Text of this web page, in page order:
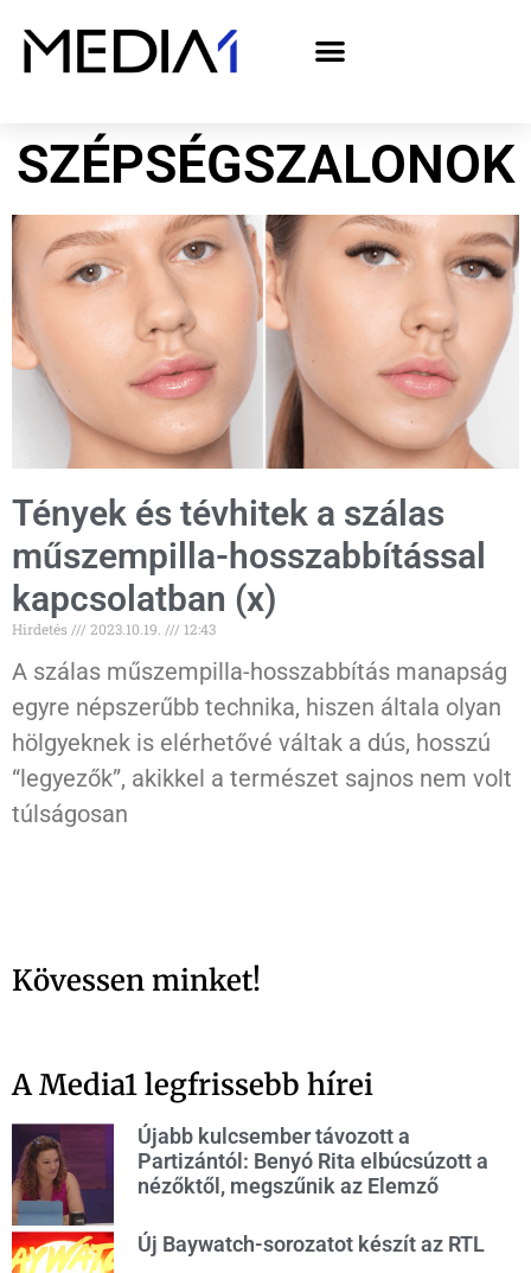
SZÉPSÉGSZALONOK
Tények és tévhitek a szálas
műszempilla-hosszabbítással
kapcsolatban (x)
Hirdetés 2023.10.19. 12:43
A szálas műszempilla-hosszabbítás manapság
egyre népszerűbb technika, hiszen általa olyan
hölgyeknek is elérhetővé váltak a dús, hosszú
“legyezők”, akikkel a természet sajnos nem volt
túlságosan
Kövessen minket!
A Media1 legfrissebb hírei
Újabb kulcsember távozott a
Partizántól: Benyó Rita elbúcsúzott a
nézőktől, megszűnik az Elemző
Új Baywatch-sorozatot készít az RTL